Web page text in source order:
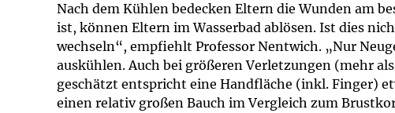
Vorsorge- und
Entwicklungskalender
Broschüren und
U0-Vorsorge
Nach dem Kühlen bedecken Eltern die Wunden am
ist, können Eltern im Wasserbad ablösen. Ist dies
wechseln“, empfiehlt Professor Nentwich. „Nur
auskühlen. Auch bei größeren Verletzungen (mehr
geschätzt entspricht eine Handfläche (inkl. Finger)
einen relativ großen Bauch im Vergleich zum